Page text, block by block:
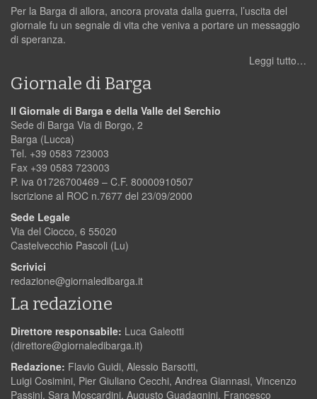
Per la Barga di allora, ancora provata dalla guerra, l’uscita del
giornale fu un segnale di vita che veniva a portare un messaggio
di speranza.
Leggi tutto…
Giornale di Barga
Il Giornale di Barga e della Valle del Serchio
Sede di Barga Via di Borgo, 2
Barga (Lucca)
Tel. +39 0583 723003
Fax +39 0583 723003
P. iva 01726700469 – C.F. 80000910507
Iscrizione al ROC n.7677 del 23/09/2000
Sede Legale
Via del Ciocco, 6 55020
Castelvecchio Pascoli (Lu)
Scrivici
redazione@giornaledibarga.it
La redazione
Direttore responsabile: Luca Galeotti
(direttore@giornaledibarga.it)
Redazione: Flavio Guidi, Alessio Barsotti,
Luigi Cosimini, Pier Giuliano Cecchi, Andrea Giannasi, Vincenzo
Passini, Sara Moscardini, Augusto Guadagnini, Francesco